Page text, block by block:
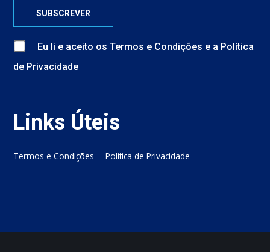
Eu li e aceito osTermos e Condições e a Política
de Privacidade
Links Úteis
Termos e Condições Política de Privacidade